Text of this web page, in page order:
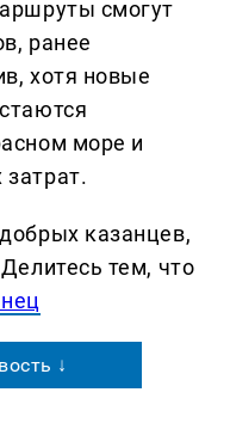
смогут
ранее
хотя новые
море и
казанцев,
тем, что
↓